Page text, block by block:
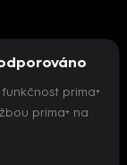
prima+
prima+ na